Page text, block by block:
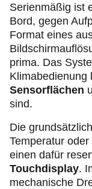
Serienmäßig ist
Bord, gegen
Format eines
prima. Das
Klimabedienung
Sensorflächen
sind.
Die
Temperatur
einen dafür
Touchdisplay.
mechanische